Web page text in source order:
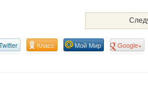
Класс Мой Мир Google+